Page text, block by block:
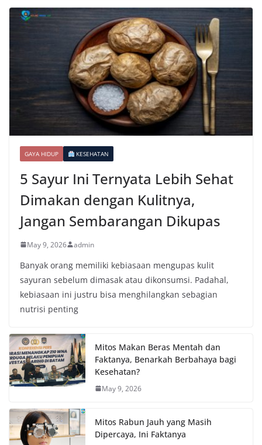
GAYA HIDUP KESEHATAN
5 Sayur Ini Ternyata Lebih Sehat
Dimakan dengan Kulitnya,
Jangan Sembarangan Dikupas
May 9, 2026 admin
Banyak orang memiliki kebiasaan mengupas kulit
sayuran sebelum dimasak atau dikonsumsi. Padahal,
kebiasaan ini justru bisa menghilangkan sebagian
nutrisi penting
Mitos Makan Beras Mentah dan
Faktanya, Benarkah Berbahaya bagi
Kesehatan?
May 9, 2026
Mitos Rabun Jauh yang Masih
Dipercaya, Ini Faktanya